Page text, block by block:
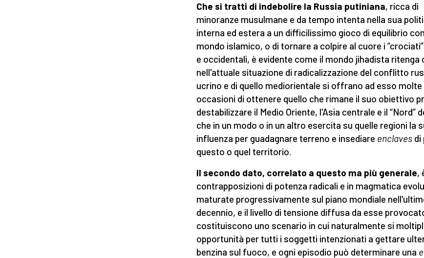
Che si tratti di indebolire la Russia putiniana, ricca di
minoranze musulmane e da tempo intenta nella sua
interna ed estera a un difficilissimo gioco di equilibrio
mondo islamico, o di tornare a colpire al cuore i
e occidentali, è evidente come il mondo jihadista ritenga
nell'attuale situazione di radicalizzazione del conflitto
ucrino e di quello mediorientale si offrano ad esso molte
occasioni di ottenere quello che rimane il suo obiettivo
destabilizzare il Medio Oriente, l'Asia centrale e il “Nord”
che in un modo o in un altro esercita su quelle regioni la
influenza per guadagnare terreno e insediare enclaves di
questo o quel territorio.
Il secondo dato, correlato a questo ma più generale,
contrapposizioni di potenza radicali e in magmatica
maturate progressivamente sul piano mondiale
decennio, e il livello di tensione diffusa da esse
costituiscono uno scenario in cui naturalmente si
opportunità per tutti i soggetti intenzionati a gettare
benzina sul fuoco, e ogni episodio può determinare una